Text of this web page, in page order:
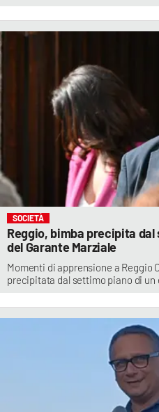
SOCIETÀ
Reggio, bimba precipita
del Garante Marziale
Momenti di apprensione a Reggio
precipitata dal settimo piano di